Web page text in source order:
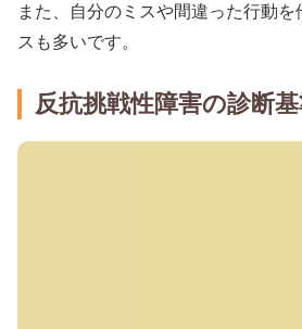
また、自分のミスや間違った行動
スも多いです。
反抗挑戦性障害の診断